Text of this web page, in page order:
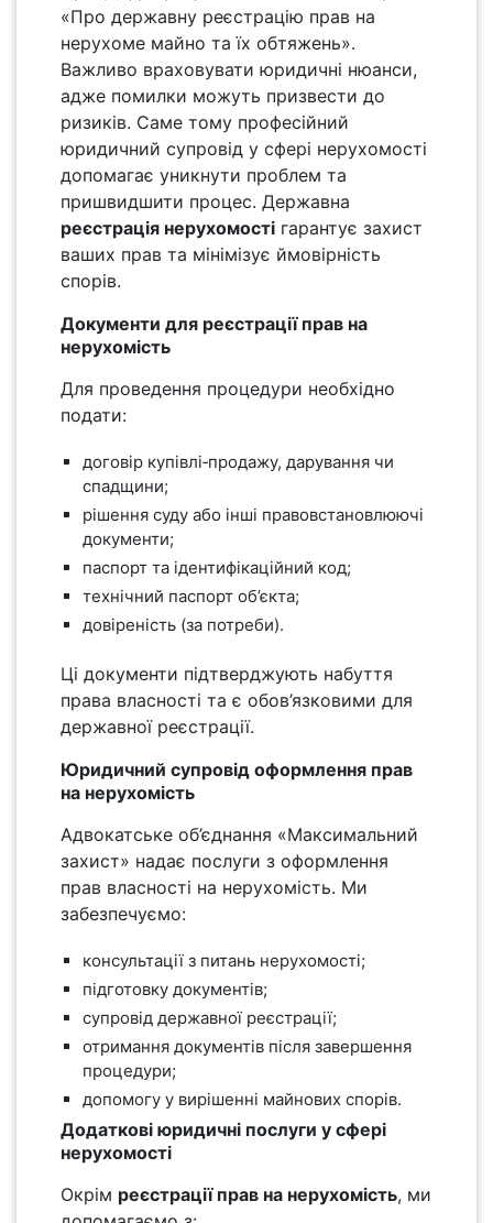
«Про державну реєстрацію прав на
нерухоме майно та їх обтяжень».
Важливо враховувати юридичні нюанси,
адже помилки можуть призвести до
ризиків. Саме тому професійний
юридичний супровід у сфері нерухомості
допомагає уникнути проблем та
пришвидшити процес. Державна
реєстрація нерухомості гарантує захист
ваших прав та мінімізує ймовірність
спорів.
Документи для реєстрації прав на
нерухомість
Для проведення процедури необхідно
подати:
договір купівлі‑продажу, дарування чи
спадщини;
рішення суду або інші правовстановлюючі
документи;
паспорт та ідентифікаційний код;
технічний паспорт об’єкта;
довіреність (за потреби).
Ці документи підтверджують набуття
права власності та є обов’язковими для
державної реєстрації.
Юридичний супровід оформлення прав
на нерухомість
Адвокатське об’єднання «Максимальний
захист» надає послуги з оформлення
прав власності на нерухомість. Ми
забезпечуємо:
консультації з питань нерухомості;
підготовку документів;
супровід державної реєстрації;
отримання документів після завершення
процедури;
допомогу у вирішенні майнових спорів.
Додаткові юридичні послуги у сфері
нерухомості
Окрім реєстрації прав на нерухомість, ми